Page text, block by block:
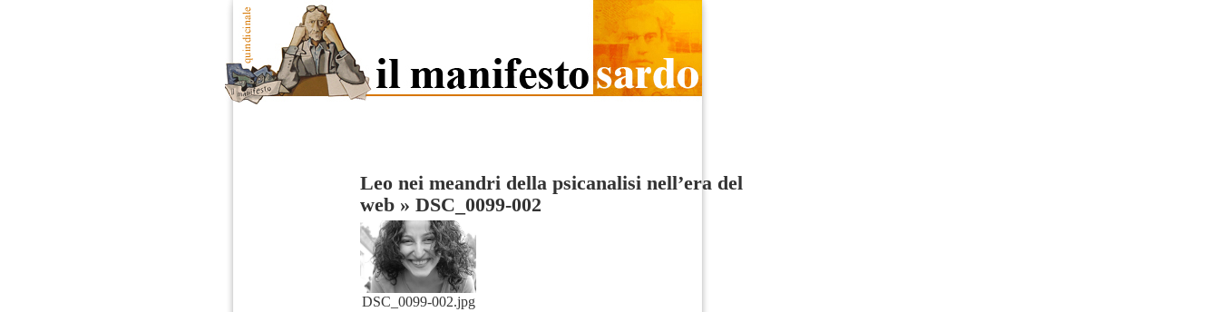
Leo nei meandri della psicanalisi nell’era del
web » DSC_0099-002
DSC_0099-002.jpg